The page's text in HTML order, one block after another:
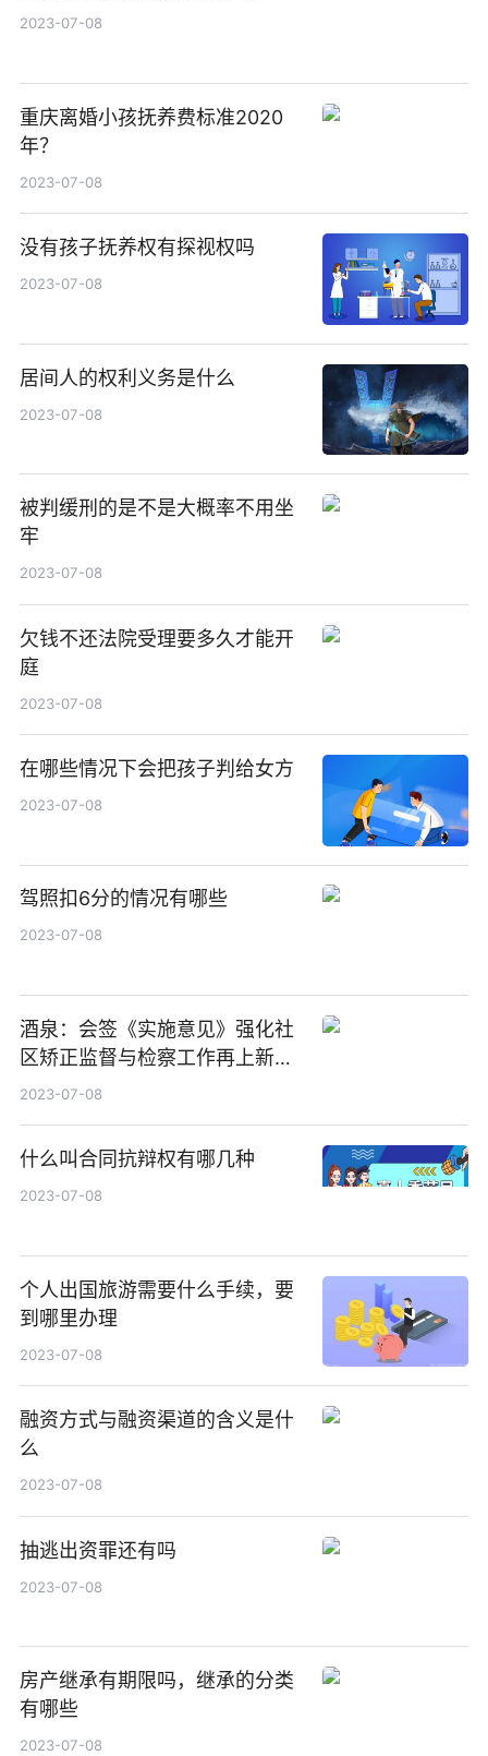
2023-07-08
重庆离婚小孩抚养费标准2020
年？
2023-07-08
没有孩子抚养权有探视权吗
2023-07-08
居间人的权利义务是什么
2023-07-08
被判缓刑的是不是大概率不用坐
牢
2023-07-08
欠钱不还法院受理要多久才能开
庭
2023-07-08
在哪些情况下会把孩子判给女方
2023-07-08
驾照扣6分的情况有哪些
2023-07-08
酒泉：会签《实施意见》强化社
区矫正监督与检察工作再上新台
阶
2023-07-08
什么叫合同抗辩权有哪几种
2023-07-08
个人出国旅游需要什么手续，要
到哪里办理
2023-07-08
融资方式与融资渠道的含义是什
么
2023-07-08
抽逃出资罪还有吗
2023-07-08
房产继承有期限吗，继承的分类
有哪些
2023-07-08